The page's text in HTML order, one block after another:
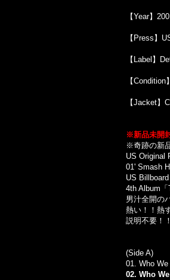
【Year】
【Press】
【Label】
【
【Jacket】
※新品未開
※奇跡の新
US Original
01' Smash
US
4th Album 「
男汁全開の
熱い！！熱
説明不要！！
(Side A)
01. Who
02. Who